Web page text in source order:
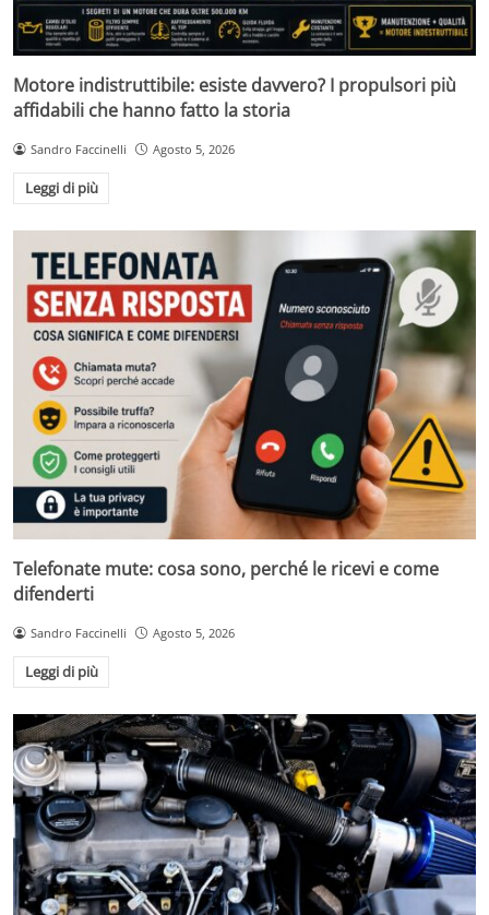
Motore indistruttibile: esiste davvero? I propulsori più
affidabili che hanno fatto la storia
Sandro Faccinelli Agosto 5, 2026
Leggi di più
Telefonate mute: cosa sono, perché le ricevi e come
difenderti
Sandro Faccinelli Agosto 5, 2026
Leggi di più